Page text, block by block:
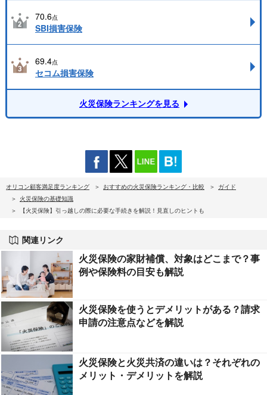
70.6点
SBI損害保険
69.4点
セコム損害保険
火災保険ランキングを見る
オリコン顧客満足度ランキング おすすめの火災保険ランキング・比較
ガイド
火災保険の基礎知識
【火災保険】引っ越しの際に必要な手続きを解説！見直しのヒントも
関連リンク
火災保険の家財補償、対象はどこまで？事
例や保険料の目安も解説
火災保険を使うとデメリットがある？請求
申請の注意点などを解説
火災保険と火災共済の違いは？それぞれの
メリット・デメリットを解説